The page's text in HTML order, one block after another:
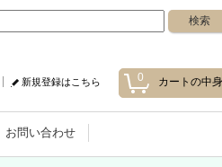
0 カートの中身
新規登録はこちら
お問い合わせ